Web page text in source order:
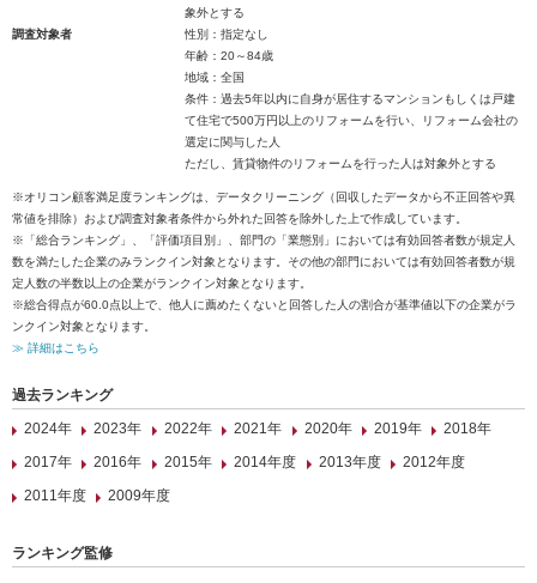
象外とする
調査対象者
性別：指定なし
年齢：20～84歳
地域：全国
条件：過去5年以内に自身が居住するマンションもしくは戸建
て住宅で500万円以上のリフォームを行い、リフォーム会社の
選定に関与した人
ただし、賃貸物件のリフォームを行った人は対象外とする
※オリコン顧客満足度ランキングは、データクリーニング（回収したデータから不正回答や異
常値を排除）および調査対象者条件から外れた回答を除外した上で作成しています。
※「総合ランキング」、「評価項目別」、部門の「業態別」においては有効回答者数が規定人
数を満たした企業のみランクイン対象となります。その他の部門においては有効回答者数が規
定人数の半数以上の企業がランクイン対象となります。
※総合得点が60.0点以上で、他人に薦めたくないと回答した人の割合が基準値以下の企業がラ
ンクイン対象となります。
≫ 詳細はこちら
過去ランキング
2024年
2023年 2022年 2021年 2020年 2019年
2018年
2017年
2016年 2015年 2014年度 2013年度
2012年度
2011年度
2009年度
ランキング監修